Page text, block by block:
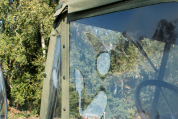
Partie arrière
(Rückwand)